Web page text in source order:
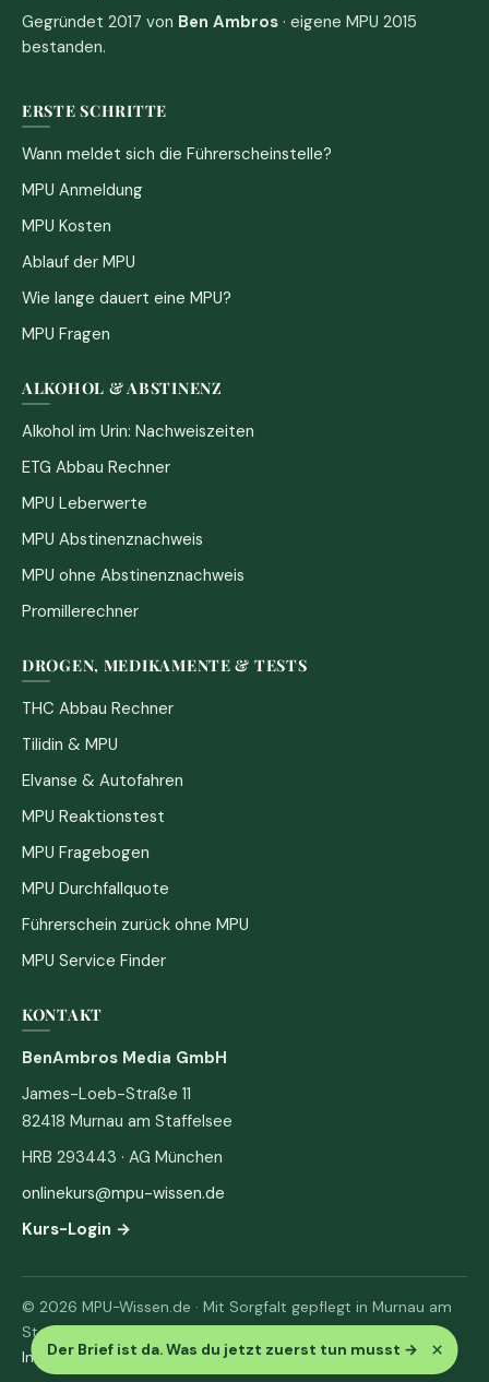
Der Brief ist da. Was du jetzt zuerst tun musst → ×
Gegründet 2017 von Ben Ambros · eigene MPU 2015
bestanden.
ERSTE SCHRITTE
Wann meldet sich die Führerscheinstelle?
MPU Anmeldung
MPU Kosten
Ablauf der MPU
Wie lange dauert eine MPU?
MPU Fragen
ALKOHOL & ABSTINENZ
Alkohol im Urin: Nachweiszeiten
ETG Abbau Rechner
MPU Leberwerte
MPU Abstinenznachweis
MPU ohne Abstinenznachweis
Promillerechner
DROGEN, MEDIKAMENTE & TESTS
THC Abbau Rechner
Tilidin & MPU
Elvanse & Autofahren
MPU Reaktionstest
MPU Fragebogen
MPU Durchfallquote
Führerschein zurück ohne MPU
MPU Service Finder
KONTAKT
BenAmbros Media GmbH
James-Loeb-Straße 11
82418 Murnau am Staffelsee
HRB 293443 · AG München
onlinekurs@mpu-wissen.de
Kurs-Login →
© 2026 MPU-Wissen.de · Mit Sorgfalt gepflegt in Murnau am
Staffelsee
Impressum· Datenschutz & AGB